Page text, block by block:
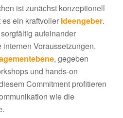
ist zunächst konzeptionell
ein kraftvoller Ideengeber.
aufeinander
Voraussetzungen,
, gegeben
und hands-on
Commitment profitieren
wie die